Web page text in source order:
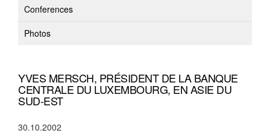
Conferences
Photos
YVES MERSCH, PRÉSIDENT DE LA BANQUE
CENTRALE DU LUXEMBOURG, EN ASIE DU
SUD-EST
30.10.2002